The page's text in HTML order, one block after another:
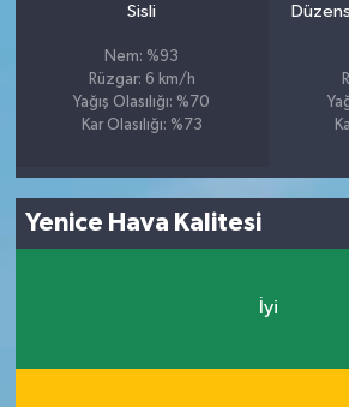
Sisli
Nem: %93
Rüzgar: 6 km/h
Yağış Olasılığı: %70
Kar Olasılığı: %73
Yenice Hava Kalitesi
İyi